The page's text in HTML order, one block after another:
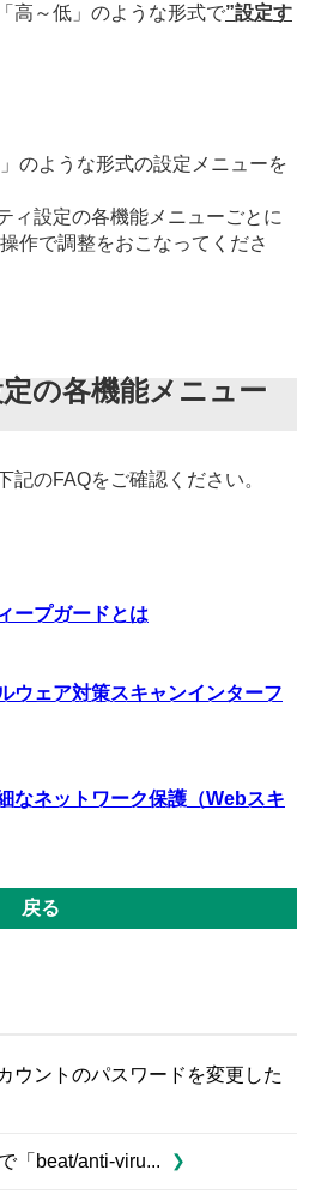
高～低」のような形式で”設定す
のような形式の設定メニューを
ィ設定の各機能メニューごとに
作で調整をおこなってくださ
の各機能メニュー
記のFAQをご確認ください。
ープガードとは
ウェア対策スキャンインターフ
なネットワーク保護（Webスキ
戻る
ウントのパスワードを変更した
「beat/anti-viru...